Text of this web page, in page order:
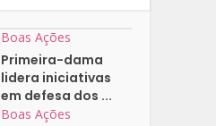
Boas Ações
Primeira-dama
lidera iniciativas
em defesa dos ...
Boas Ações